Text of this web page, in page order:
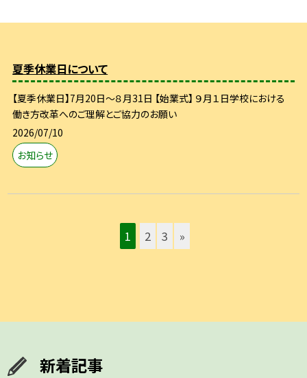
夏季休業日について
【夏季休業日】7月20日～８月31日 【始業式】 ９月１日学校における
働き方改革へのご理解とご協力のお願い
2026/07/10
お知らせ
1 2 3 »
新着記事